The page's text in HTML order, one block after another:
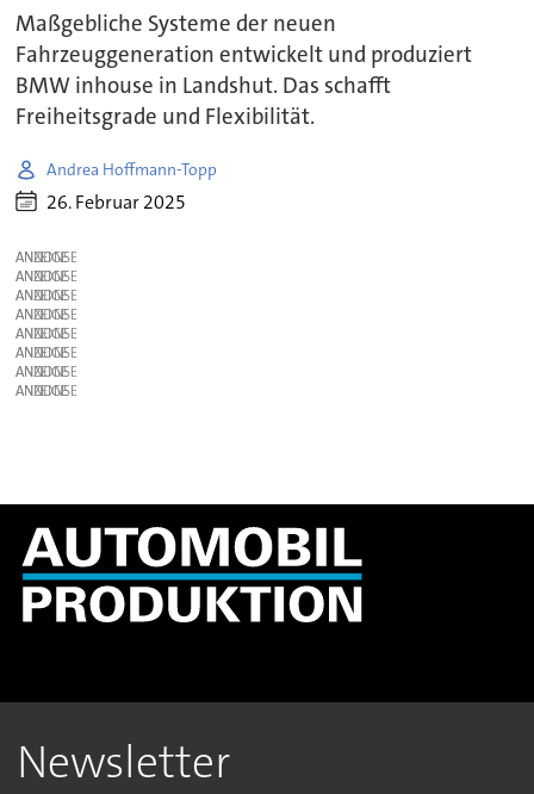
Maßgebliche Systeme der neuen
Fahrzeuggeneration entwickelt und produziert
BMW inhouse in Landshut. Das schafft
Freiheitsgrade und Flexibilität.
Andrea Hoffmann-Topp
26. Februar 2025
ANZEIGE
ANZEIGE
ANZEIGE
ANZEIGE
ANZEIGE
ANZEIGE
ANZEIGE
ANZEIGE
Newsletter